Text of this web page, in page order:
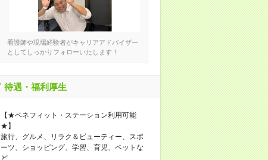
看護師や現場経験者がキャリアアドバイザー
としてしっかりフォローいたします！
待遇・福利厚生
【★ベネフィット・ステーション利用可能
★】
旅行、グルメ、リラク＆ビューティー、スポ
ーツ、ショッピング、学習、育児、ペットな
ど